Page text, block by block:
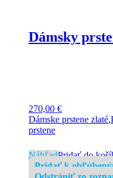
Dámsky
270,00 €
Dámske prstene zlaté,
prstene
NáhľadPridať do
Pridať k